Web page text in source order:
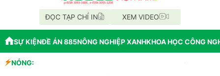
ĐỌC TẠP CHÍ IN XEM VIDEO
SỰ KIỆNĐỀ ÁN 885NÔNG NGHIỆP XANHKHOA HỌC CÔNG
NÓNG:
OAU đưa nhà